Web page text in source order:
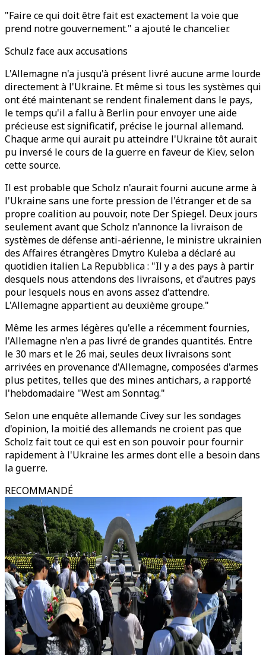
"Faire ce qui doit être fait est exactement la voie que
prend notre gouvernement." a ajouté le chancelier.
Schulz face aux accusations
L'Allemagne n'a jusqu'à présent livré aucune arme lourde
directement à l'Ukraine. Et même si tous les systèmes qui
ont été maintenant se rendent finalement dans le pays,
le temps qu'il a fallu à Berlin pour envoyer une aide
précieuse est significatif, précise le journal allemand.
Chaque arme qui aurait pu atteindre l'Ukraine tôt aurait
pu inversé le cours de la guerre en faveur de Kiev, selon
cette source.
Il est probable que Scholz n'aurait fourni aucune arme à
l'Ukraine sans une forte pression de l'étranger et de sa
propre coalition au pouvoir, note Der Spiegel. Deux jours
seulement avant que Scholz n'annonce la livraison de
systèmes de défense anti-aérienne, le ministre ukrainien
des Affaires étrangères Dmytro Kuleba a déclaré au
quotidien italien La Repubblica : "Il y a des pays à partir
desquels nous attendons des livraisons, et d'autres pays
pour lesquels nous en avons assez d'attendre.
L'Allemagne appartient au deuxième groupe."
Même les armes légères qu'elle a récemment fournies,
l'Allemagne n'en a pas livré de grandes quantités. Entre
le 30 mars et le 26 mai, seules deux livraisons sont
arrivées en provenance d'Allemagne, composées d'armes
plus petites, telles que des mines antichars, a rapporté
l'hebdomadaire "West am Sonntag."
Selon une enquête allemande Civey sur les sondages
d'opinion, la moitié des allemands ne croient pas que
Scholz fait tout ce qui est en son pouvoir pour fournir
rapidement à l'Ukraine les armes dont elle a besoin dans
la guerre.
RECOMMANDÉ